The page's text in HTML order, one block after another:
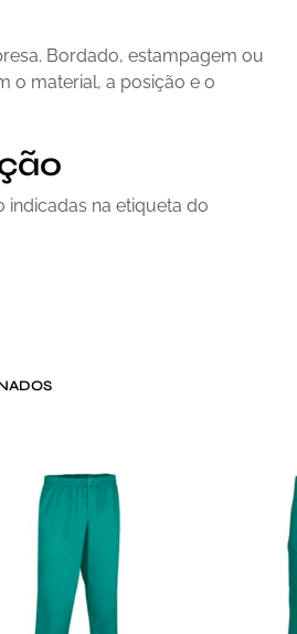
Bordado, estampagem ou
o material, a posição e o
indicadas na etiqueta do